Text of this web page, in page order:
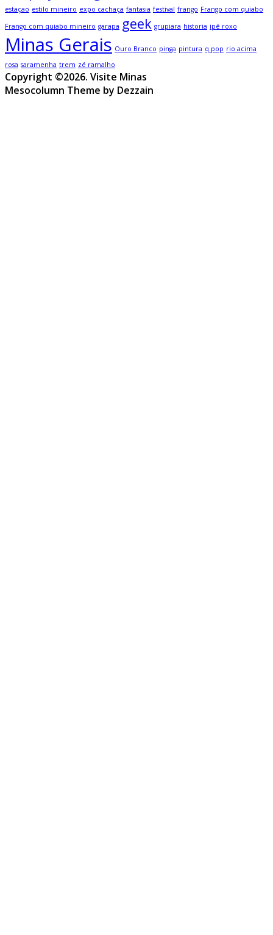
estaçao estilo mineiro expo cachaça fantasia festival frango Frango com quiabo
Frango com quiabo mineiro garapa geek grupiara historia ipê roxo
Minas Gerais Ouro Branco pinga pintura q.pop rio acima
rosa saramenha trem zé ramalho
Copyright ©2026. Visite Minas
Mesocolumn Theme by Dezzain